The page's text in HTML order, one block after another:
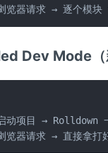
览器请求 → 逐个模块
Dev Mode（
动项目 → Rolldown
览器请求 → 直接拿打